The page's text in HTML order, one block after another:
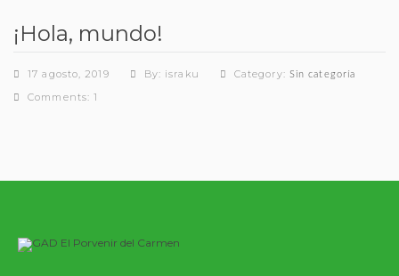
¡Hola, mundo!
17 agosto, 2019 By: israku Category: Sin categoría
Comments: 1